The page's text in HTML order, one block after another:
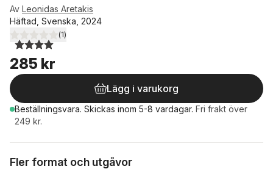
Av Leonidas Aretakis
Häftad, Svenska, 2024
4,0utav 5 stjärnor. Totalt antal röster:
(1)
285 kr
Lägg i varukorg
Beställningsvara. Skickas inom 5-8 vardagar. Fri frakt över
249 kr.
Fler format och utgåvor